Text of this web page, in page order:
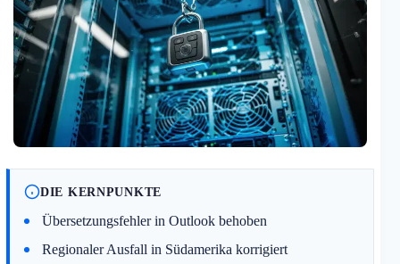
DIE KERNPUNKTE
Übersetzungsfehler in Outlook behoben
Regionaler Ausfall in Südamerika korrigiert